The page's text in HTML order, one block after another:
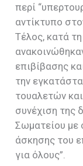
περί
αντίκτυπο
Τέλος, κατά
επιβίβασης
την
τουαλετών
συνέχιση της
Σωματείου με
άσκησης του
για όλους”.